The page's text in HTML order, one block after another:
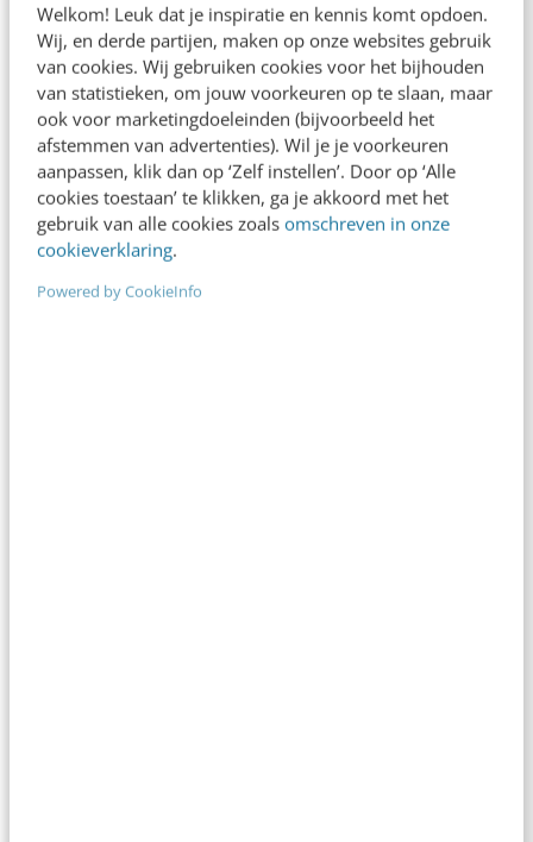
Welkom! Leuk dat je inspiratie en kennis komt opdoen.
Wij, en derde partijen, maken op onze websites gebruik
van cookies. Wij gebruiken cookies voor het bijhouden
van statistieken, om jouw voorkeuren op te slaan, maar
ook voor marketingdoeleinden (bijvoorbeeld het
afstemmen van advertenties). Wil je je voorkeuren
aanpassen, klik dan op ‘Zelf instellen’. Door op ‘Alle
cookies toestaan’ te klikken, ga je akkoord met het
gebruik van alle cookies zoals omschreven in onze
cookieverklaring.
Powered by CookieInfo